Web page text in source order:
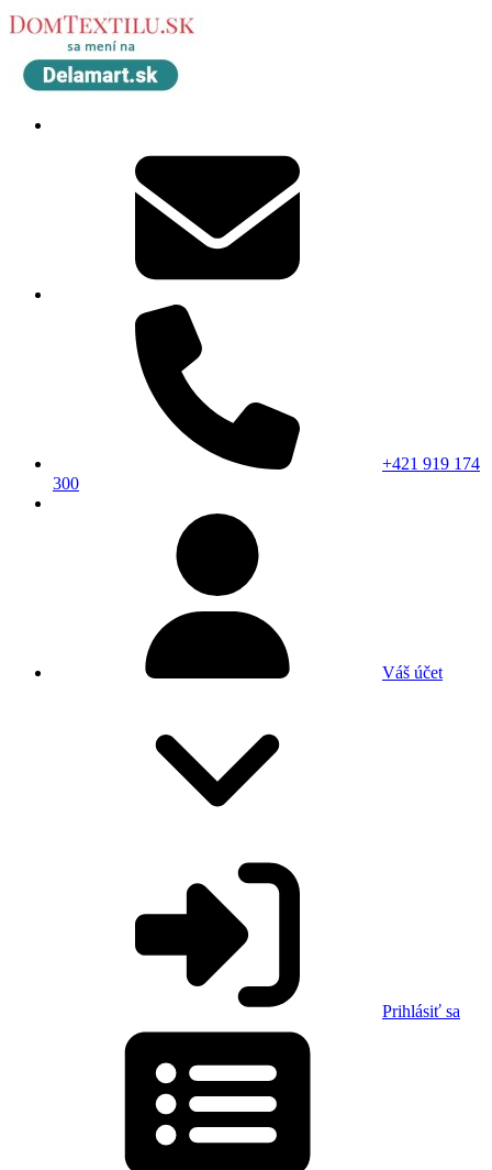
+421 919 174
300
Váš účet
Prihlásiť sa